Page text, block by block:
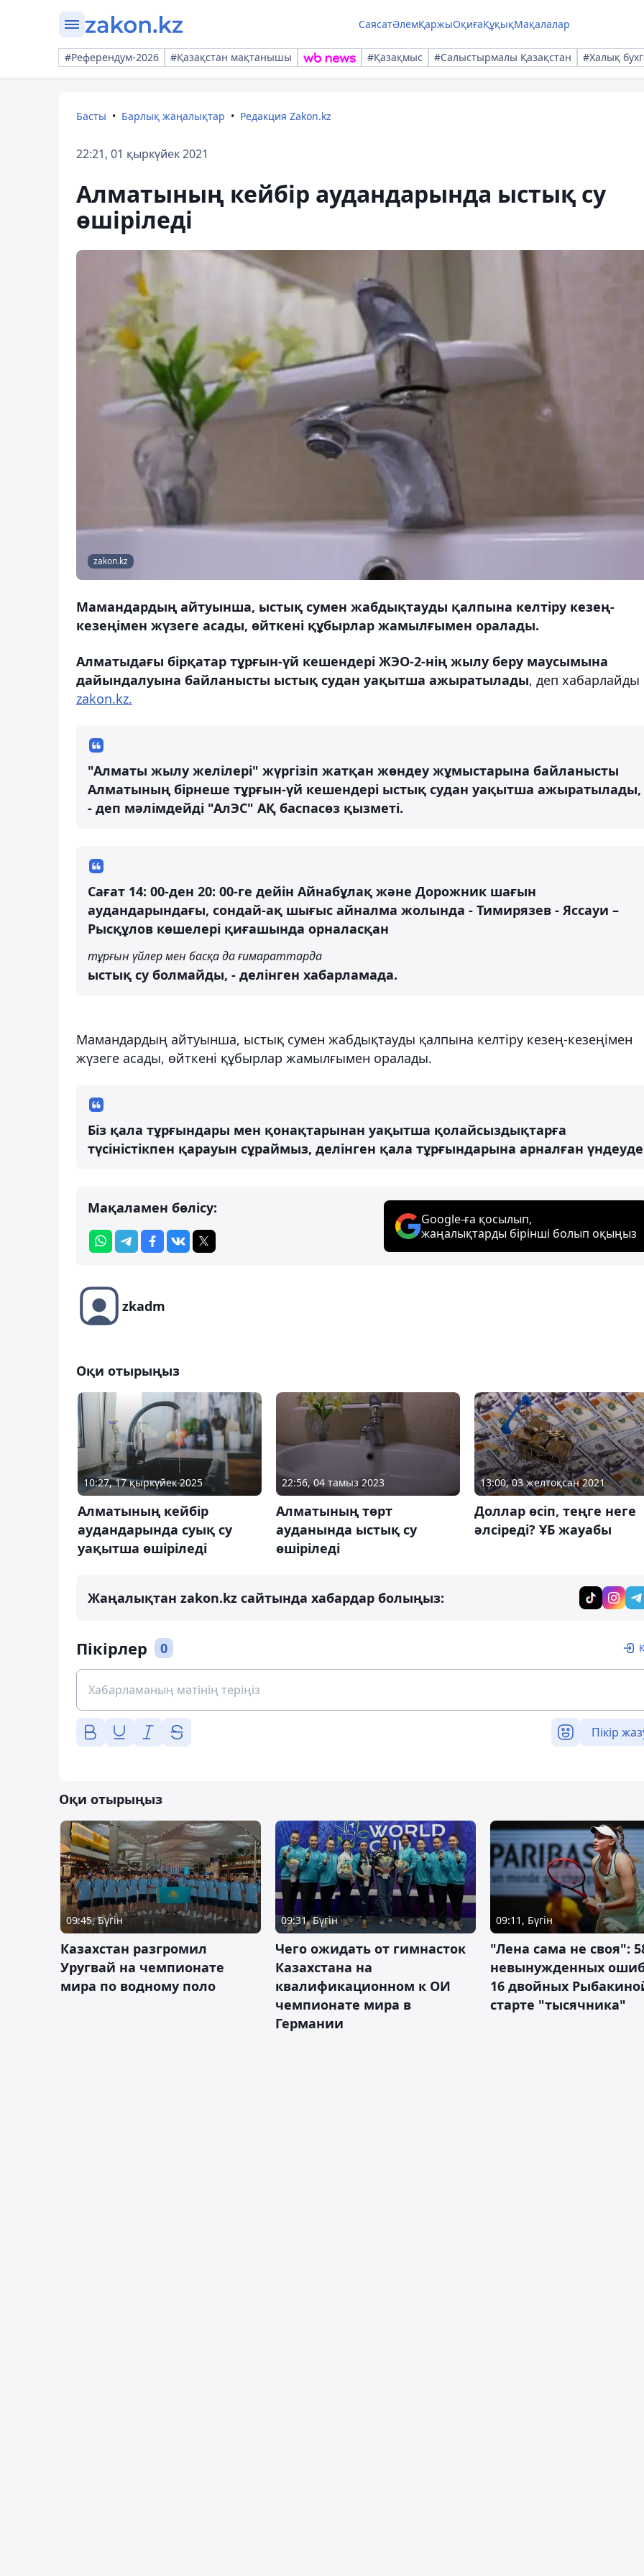
СаясатӘлемҚаржыОқиғаҚұқықМақалалар
#Референдум-2026 #Қазақстан мақтанышы #Қазақмыс #Салыстырмалы Қазақстан #Халық
Басты Барлық жаңалықтар Редакция Zakon.kz
22:21, 01 қыркүйек 2021
Алматының кейбір аудандарында ыстық су
өшіріледі
zakon.kz
Мамандардың айтуынша, ыстық сумен жабдықтауды қалпына келтіру кезең-
кезеңімен жүзеге асады, өйткені құбырлар жамылғымен оралады.
Алматыдағы бірқатар тұрғын-үй кешендері ЖЭО-2-нің жылу беру маусымына
дайындалуына байланысты ыстық судан уақытша ажыратылады, деп хабарлайды
zakon.kz.
"Алматы жылу желілері" жүргізіп жатқан жөндеу жұмыстарына байланысты
Алматының бірнеше тұрғын-үй кешендері ыстық судан уақытша ажыратылады,
- деп мәлімдейді "АлЭС" АҚ баспасөз қызметі.
Сағат 14: 00-ден 20: 00-ге дейін Айнабұлақ және Дорожник шағын
аудандарындағы, сондай-ақ шығыс айналма жолында - Тимирязев - Яссауи –
Рысқұлов көшелері қиғашында орналасқан
тұрғын үйлер мен басқа да ғимараттарда
ыстық су болмайды, - делінген хабарламада.
Мамандардың айтуынша, ыстық сумен жабдықтауды қалпына келтіру кезең-кезеңімен
жүзеге асады, өйткені құбырлар жамылғымен оралады.
Біз қала тұрғындары мен қонақтарынан уақытша қолайсыздықтарға
түсіністікпен қарауын сұраймыз, делінген қала тұрғындарына арналған
Мақаламен бөлісу:
Google-ға қосылып,
жаңалықтарды бірінші болып оқыңыз
zkadm
Оқи отырыңыз
10:27, 17 қыркүйек 2025
Алматының кейбір
аудандарында суық су
уақытша өшіріледі
22:56, 04 тамыз 2023
Алматының төрт
ауданында ыстық су
өшіріледі
13:00, 03 желтоқсан 2021
Доллар өсіп, теңге неге
әлсіреді? ҰБ жауабы
Жаңалықтан zakon.kz сайтында хабардар болыңыз:
Пікірлер 0
Пікір
Оқи отырыңыз
09:45, Бүгін
Казахстан разгромил
Уругвай на чемпионате
мира по водному поло
09:31, Бүгін
Чего ожидать от гимнасток
Казахстана на
квалификационном к ОИ
чемпионате мира в
Германии
09:11, Бүгін
"Лена сама не своя":
невынужденных
16 двойных
старте "тысячника"